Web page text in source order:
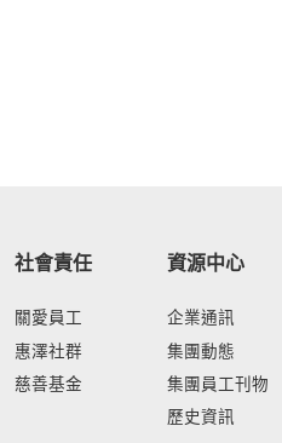
社會責任
關愛員工
惠澤社群
慈善基金
資源中心
企業通訊
集團動態
集團員工刊物
歷史資訊